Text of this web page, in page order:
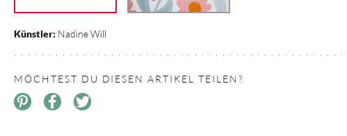
Künstler: Nadine Will
MÖCHTEST DU DIESEN ARTIKEL TEILEN?